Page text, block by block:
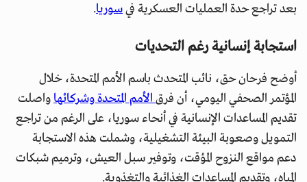
بعد تراجع حدة العمليات العسكرية فيسوريا.
استجابة إنسانية رغم التحديات
أوضح فرحان حق، نائب المتحدث باسم الأمم المتحدة، خلال
المؤتمر الصحفي اليومي، أن فرقالأمم المتحدة وشركائهاواصلت
تقديم المساعدات الإنسانية في أنحاء سوريا، على الرغم من تراجع
التمويل وصعوبة البيئة التشغيلية، وشملت هذه الاستجابة
دعم مواقع النزوح المؤقت، وتوفير سبل العيش، وترميم شبكات
المياه، وتقديم المساعدات الغذائية والتغذوية.